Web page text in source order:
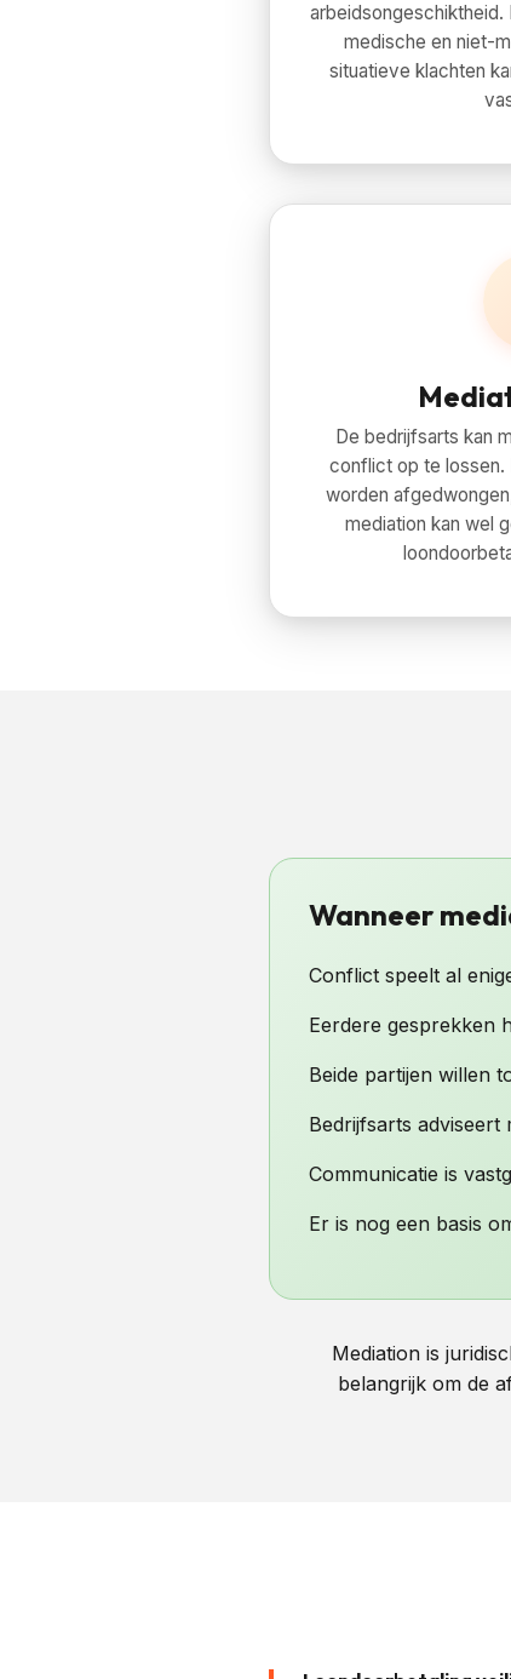
arbeidsongeschiktheid.
medische en niet-
situatieve klachten
De bedrijfsarts kan
conflict op te lossen.
worden
mediation kan wel
Wanneer
Conflict speelt al
Eerdere gesprekken
Beide partijen willen
Bedrijfsarts adviseert
Communicatie is
Er is nog een basis
Mediation is
belangrijk om de